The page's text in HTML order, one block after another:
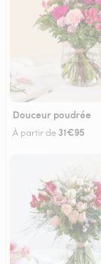
Douceur poudrée
À partir de 31€95